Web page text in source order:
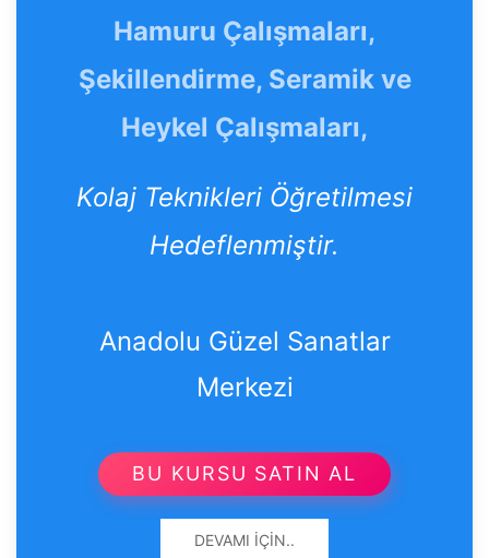
Hamuru Çalışmaları,
Şekillendirme, Seramik ve
Heykel Çalışmaları,
Kolaj Teknikleri Öğretilmesi
Hedeflenmiştir.
Anadolu Güzel Sanatlar
Merkezi
BU KURSU SATIN AL
DEVAMI İÇIN..